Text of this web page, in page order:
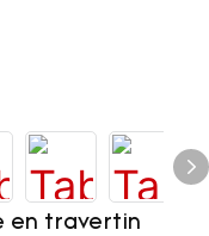
en travertin